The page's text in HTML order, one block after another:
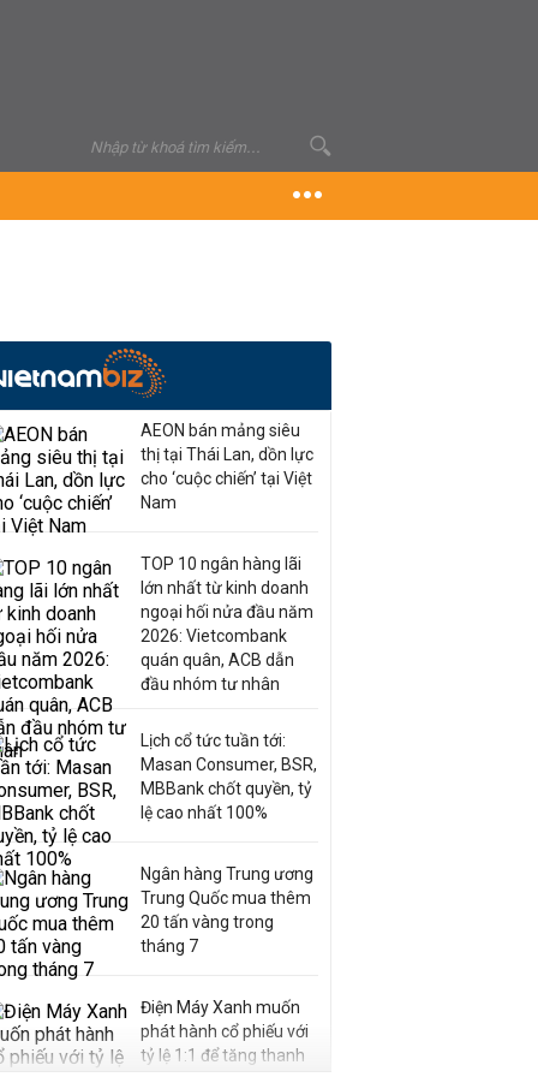
AEON bán mảng siêu
thị tại Thái Lan, dồn lực
cho ‘cuộc chiến’ tại Việt
Nam
TOP 10 ngân hàng lãi
lớn nhất từ kinh doanh
ngoại hối nửa đầu năm
2026: Vietcombank
quán quân, ACB dẫn
đầu nhóm tư nhân
Lịch cổ tức tuần tới:
Masan Consumer, BSR,
MBBank chốt quyền, tỷ
lệ cao nhất 100%
Ngân hàng Trung ương
Trung Quốc mua thêm
20 tấn vàng trong
tháng 7
Điện Máy Xanh muốn
phát hành cổ phiếu với
tỷ lệ 1:1 để tăng thanh